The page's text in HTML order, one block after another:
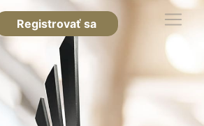
Registrovať sa